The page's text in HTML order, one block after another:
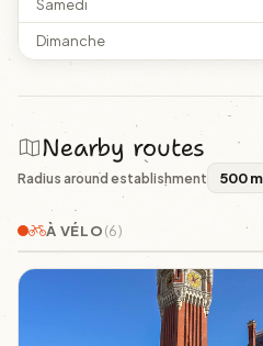
Samedi
Dimanche
Nearby routes
Radius around establishment
À VÉLO(6)